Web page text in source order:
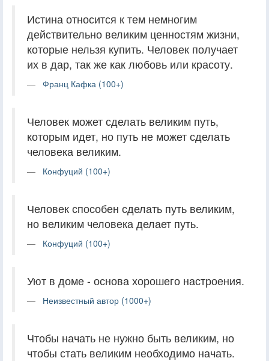
Истина относится к тем немногим
действительно великим ценностям жизни,
которые нельзя купить. Человек получает
их в дар, так же как любовь или красоту.
Франц Кафка (100+)
Человек может сделать великим путь,
которым идет, но путь не может сделать
человека великим.
Конфуций (100+)
Человек способен сделать путь великим,
но великим человека делает путь.
Конфуций (100+)
Уют в доме - основа хорошего настроения.
Неизвестный автор (1000+)
Чтобы начать не нужно быть великим, но
чтобы стать великим необходимо начать.